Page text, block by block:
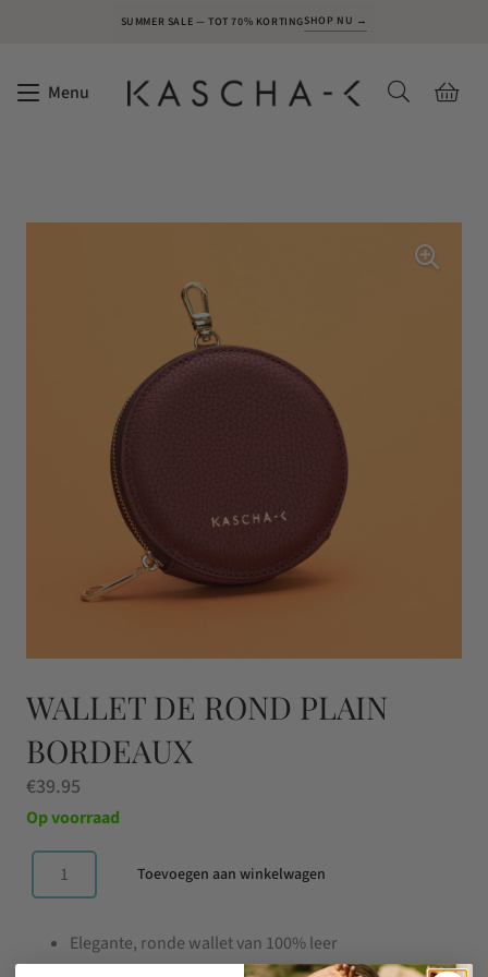
SUMMER SALE — TOT 70% KORTINGSHOP NU →
Menu
WALLET DE ROND PLAIN
BORDEAUX
€39.95
Op voorraad
Wallet
Rond
Toevoegen aan winkelwagen
Elegante, ronde wallet van 100% leer